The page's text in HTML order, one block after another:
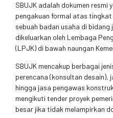
SBUJK adalah dokumen resmi
pengakuan formal atas
sebuah badan usaha di
dikeluarkan oleh Lembaga
(LPJK) di bawah naungan
SBUJK mencakup berbagai
perencana (konsultan
hingga jasa pengawas
mengikuti tender proyek
besar jika tidak melampirkan